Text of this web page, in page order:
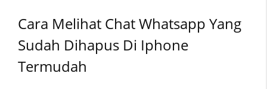
Cara Melihat Chat Whatsapp Yang
Sudah Dihapus Di Iphone
Termudah